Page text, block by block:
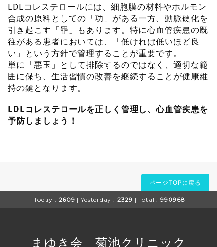
LDLコレステロールには、細胞膜の材料やホルモン
合成の原料としての「功」がある一方、動脈硬化を
引き起こす「罪」もあります。特に心血管疾患の既
往がある患者においては、「低ければ低いほど良
い」という方針で管理することが重要です。
単に「悪玉」として排除するのではなく、適切な範
囲に保ち、生活習慣の改善を継続することが健康維
持の鍵となります。
LDLコレステロールを正しく管理し、心血管疾患を
予防しましょう！
ページTOPに戻る
Today : 2609 | Yesterday : 2329 | Total : 990968
まゆき会 菊池クリニック